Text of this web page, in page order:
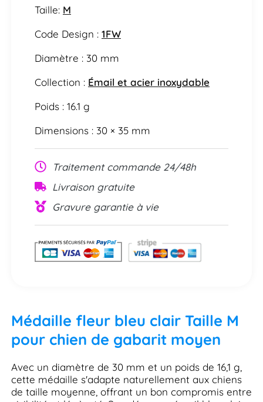
Taille: M
Code Design : 1FW
Diamètre : 30 mm
Collection : Émail et acier inoxydable
Poids : 16.1 g
Dimensions : 30 × 35 mm
Traitement commande 24/48h
Livraison gratuite
Gravure garantie à vie
Médaille fleur bleu clair Taille M
pour chien de gabarit moyen
Avec un diamètre de 30 mm et un poids de 16,1 g,
cette médaille s'adapte naturellement aux chiens
de taille moyenne, offrant un bon compromis entre